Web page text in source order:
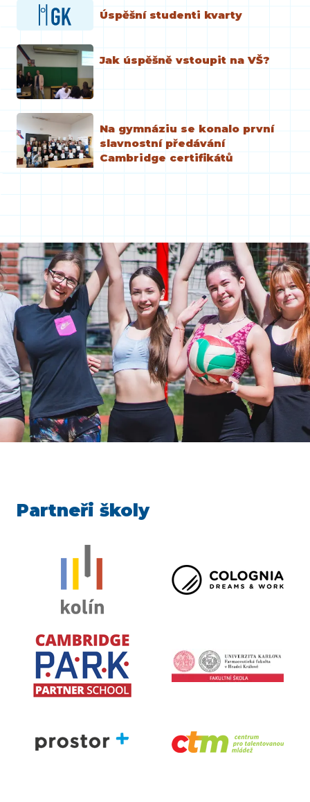
Úspěšní studenti kvarty
Jak úspěšně vstoupit na VŠ?
Na gymnáziu se konalo první
slavnostní předávání
Cambridge certifikátů
Partneři školy